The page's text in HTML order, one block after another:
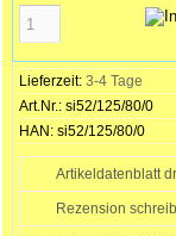
Lieferzeit: 3-4 Tage
Art.Nr.: si52/125/80/0
HAN: si52/125/80/0
Artikeldatenblatt
Rezension